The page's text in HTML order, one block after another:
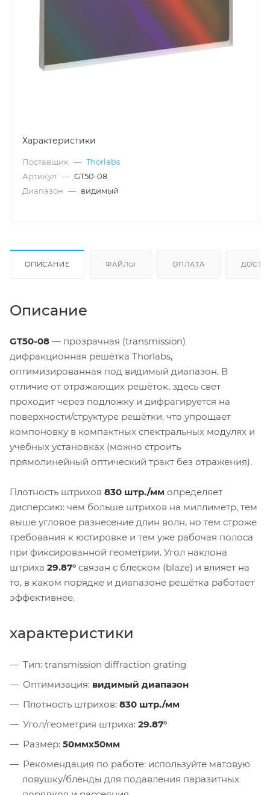
Характеристики
Поставщик — Thorlabs
Артикул — GT50-08
Диапазон — видимый
ОПИСАНИЕ ФАЙЛЫ ОПЛАТА
Описание
GT50-08 — прозрачная (transmission)
дифракционная решётка Thorlabs,
оптимизированная под видимый диапазон. В
отличие от отражающих решёток, здесь свет
проходит через подложку и дифрагируется на
поверхности/структуре решётки, что упрощает
компоновку в компактных спектральных модулях и
учебных установках (можно строить
прямолинейный оптический тракт без отражения).
Плотность штрихов 830 штр./мм определяет
дисперсию: чем больше штрихов на миллиметр, тем
выше угловое разнесение длин волн, но тем строже
требования к юстировке и тем уже рабочая полоса
при фиксированной геометрии. Угол наклона
штриха 29.87° связан с блеском (blaze) и влияет на
то, в каком порядке и диапазоне решётка работает
эффективнее.
характеристики
Тип: transmission diffraction grating
Оптимизация: видимый диапазон
Плотность штрихов: 830 штр./мм
Угол/геометрия штриха: 29.87°
Размер: 50ммx50мм
Рекомендация по работе: используйте матовую
ловушку/бленды для подавления паразитных